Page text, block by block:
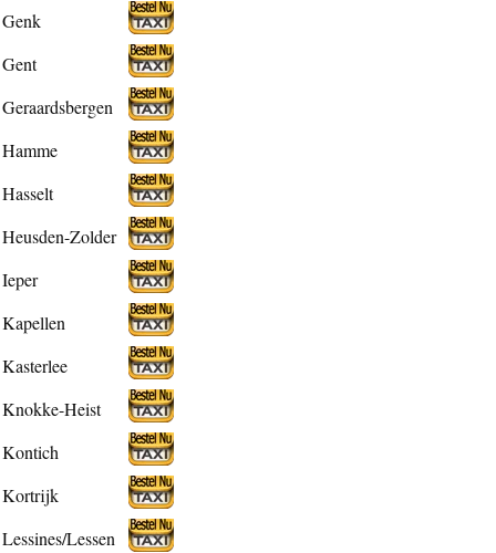
Genk
Gent
Geraardsbergen
Hamme
Hasselt
Heusden-Zolder
Ieper
Kapellen
Kasterlee
Knokke-Heist
Kontich
Kortrijk
Lessines/Lessen